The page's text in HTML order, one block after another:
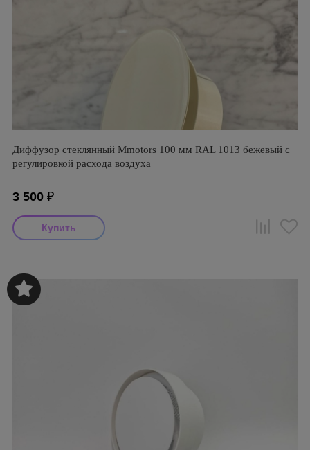
Диффузор стеклянный Mmotors 100 мм RAL 1013 бежевый с
регулировкой расхода воздуха
3 500 ₽